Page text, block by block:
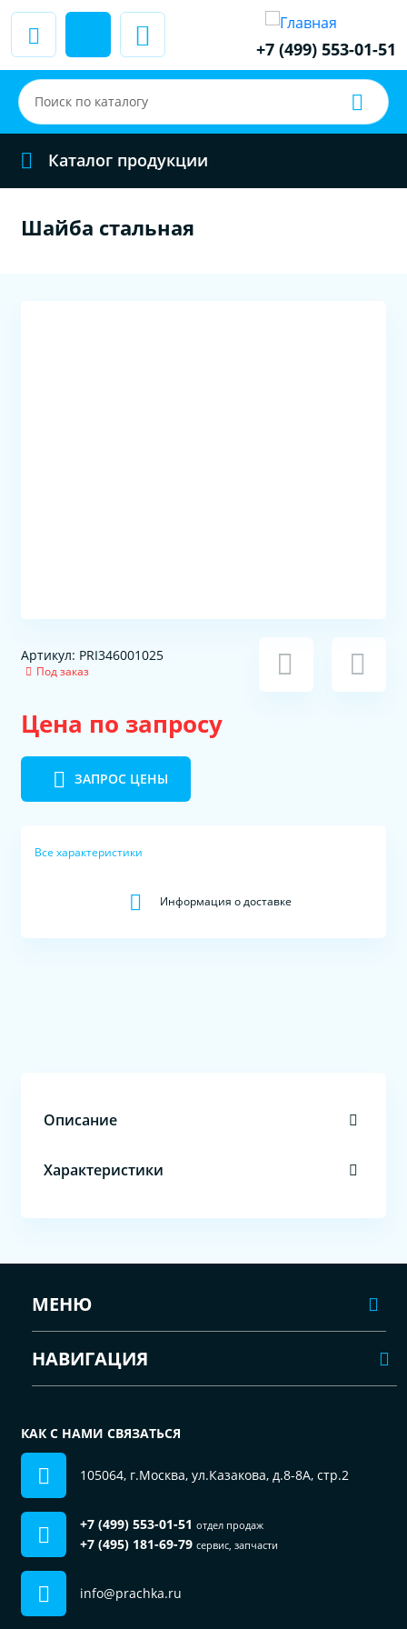
+7 (499) 553-01-51
Каталог продукции
Шайба стальная
Артикул: PRI346001025
Под заказ
Цена по запросу
ЗАПРОС ЦЕНЫ
Все характеристики
Информация о доставке
Описание
Характеристики
МЕНЮ
НАВИГАЦИЯ
КАК С НАМИ СВЯЗАТЬСЯ
105064, г.Москва, ул.Казакова, д.8-8А, стр.2
+7 (499) 553-01-51 отдел продаж
+7 (495) 181-69-79 сервис, запчасти
info@prachka.ru